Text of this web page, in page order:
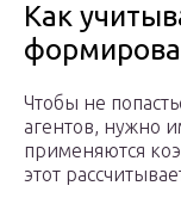
Как
Чтобы не
агентов, нужно
применяются
этот